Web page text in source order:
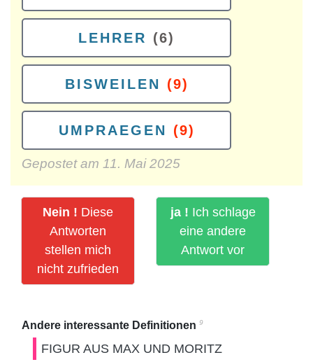
LEHRER (6)
BISWEILEN (9)
UMPRAEGEN (9)
Gepostet am 11. Mai 2025
Nein ! Diese
Antworten
stellen mich
nicht zufrieden
ja ! Ich schlage
eine andere
Antwort vor
Andere interessante Definitionen 9
FIGUR AUS MAX UND MORITZ